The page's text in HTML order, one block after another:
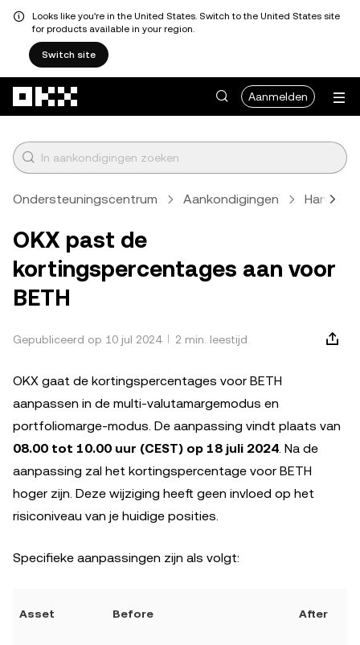
Looks like you're in the United States. Switch to the United States site
for products available in your region.
Switch site
Aanmelden
Ondersteuningscentrum Aankondigingen
OKX past de
kortingspercentages aan voor
BETH
Gepubliceerd op 10 jul 2024 2 min. leestijd
OKX gaat de kortingspercentages voor BETH
aanpassen in de multi-valutamargemodus en
portfoliomarge-modus. De aanpassing vindt plaats van
08.00 tot 10.00 uur (CEST) op 18 juli 2024. Na de
aanpassing zal het kortingspercentage voor BETH
hoger zijn. Deze wijziging heeft geen invloed op het
risiconiveau van je huidige posities.
Specifieke aanpassingen zijn als volgt:
Asset Before After